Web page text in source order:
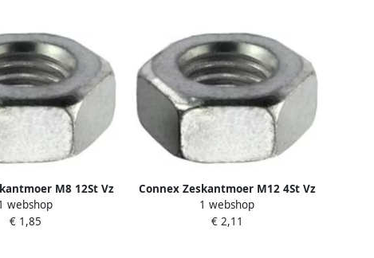
M8 12St Vz
webshop
€ 1,85
Connex Zeskantmoer M12 4St Vz
KY4220012
1 webshop
€ 2,11